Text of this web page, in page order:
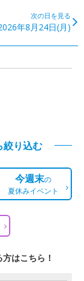
次の日を見る
年8月24日(月)
絞り込む
今週末の
夏休みイベント
はこちら！